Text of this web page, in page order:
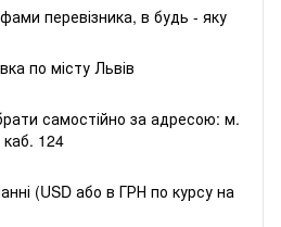
перевізника, в будь - яку
по місту Львів
самостійно за адресою: м.
124
(USD або в ГРН по курсу на